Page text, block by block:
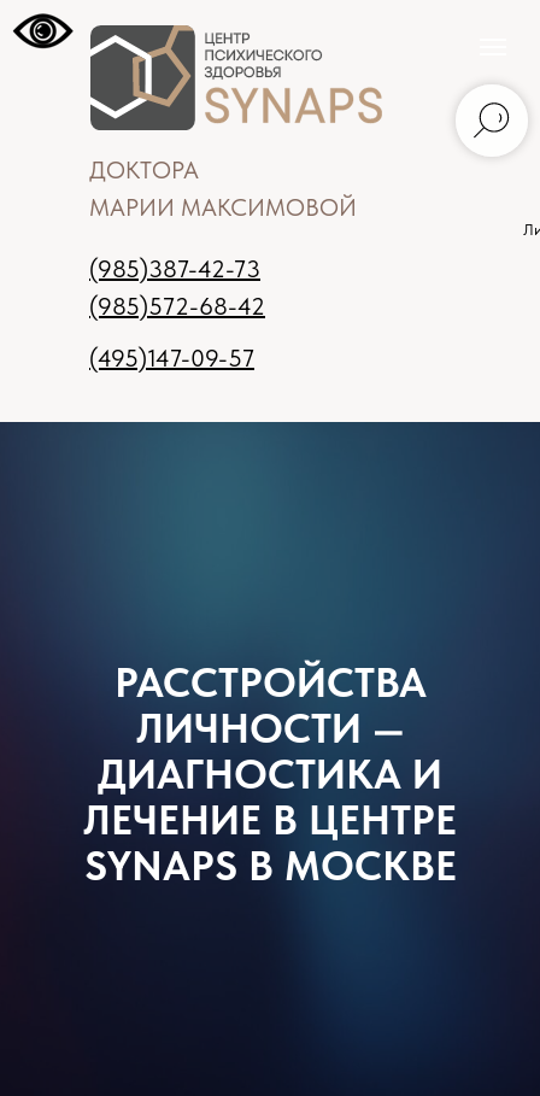
(985)387-42-73
(985)572-68-42
info@synaps-
center.ru
ДОКТОРА
МАРИИ МАКСИМОВОЙ
(495)147-09-57
РАССТРОЙСТВА
ЛИЧНОСТИ —
ДИАГНОСТИКА И
ЛЕЧЕНИЕ В ЦЕНТРЕ
SYNAPS В МОСКВЕ